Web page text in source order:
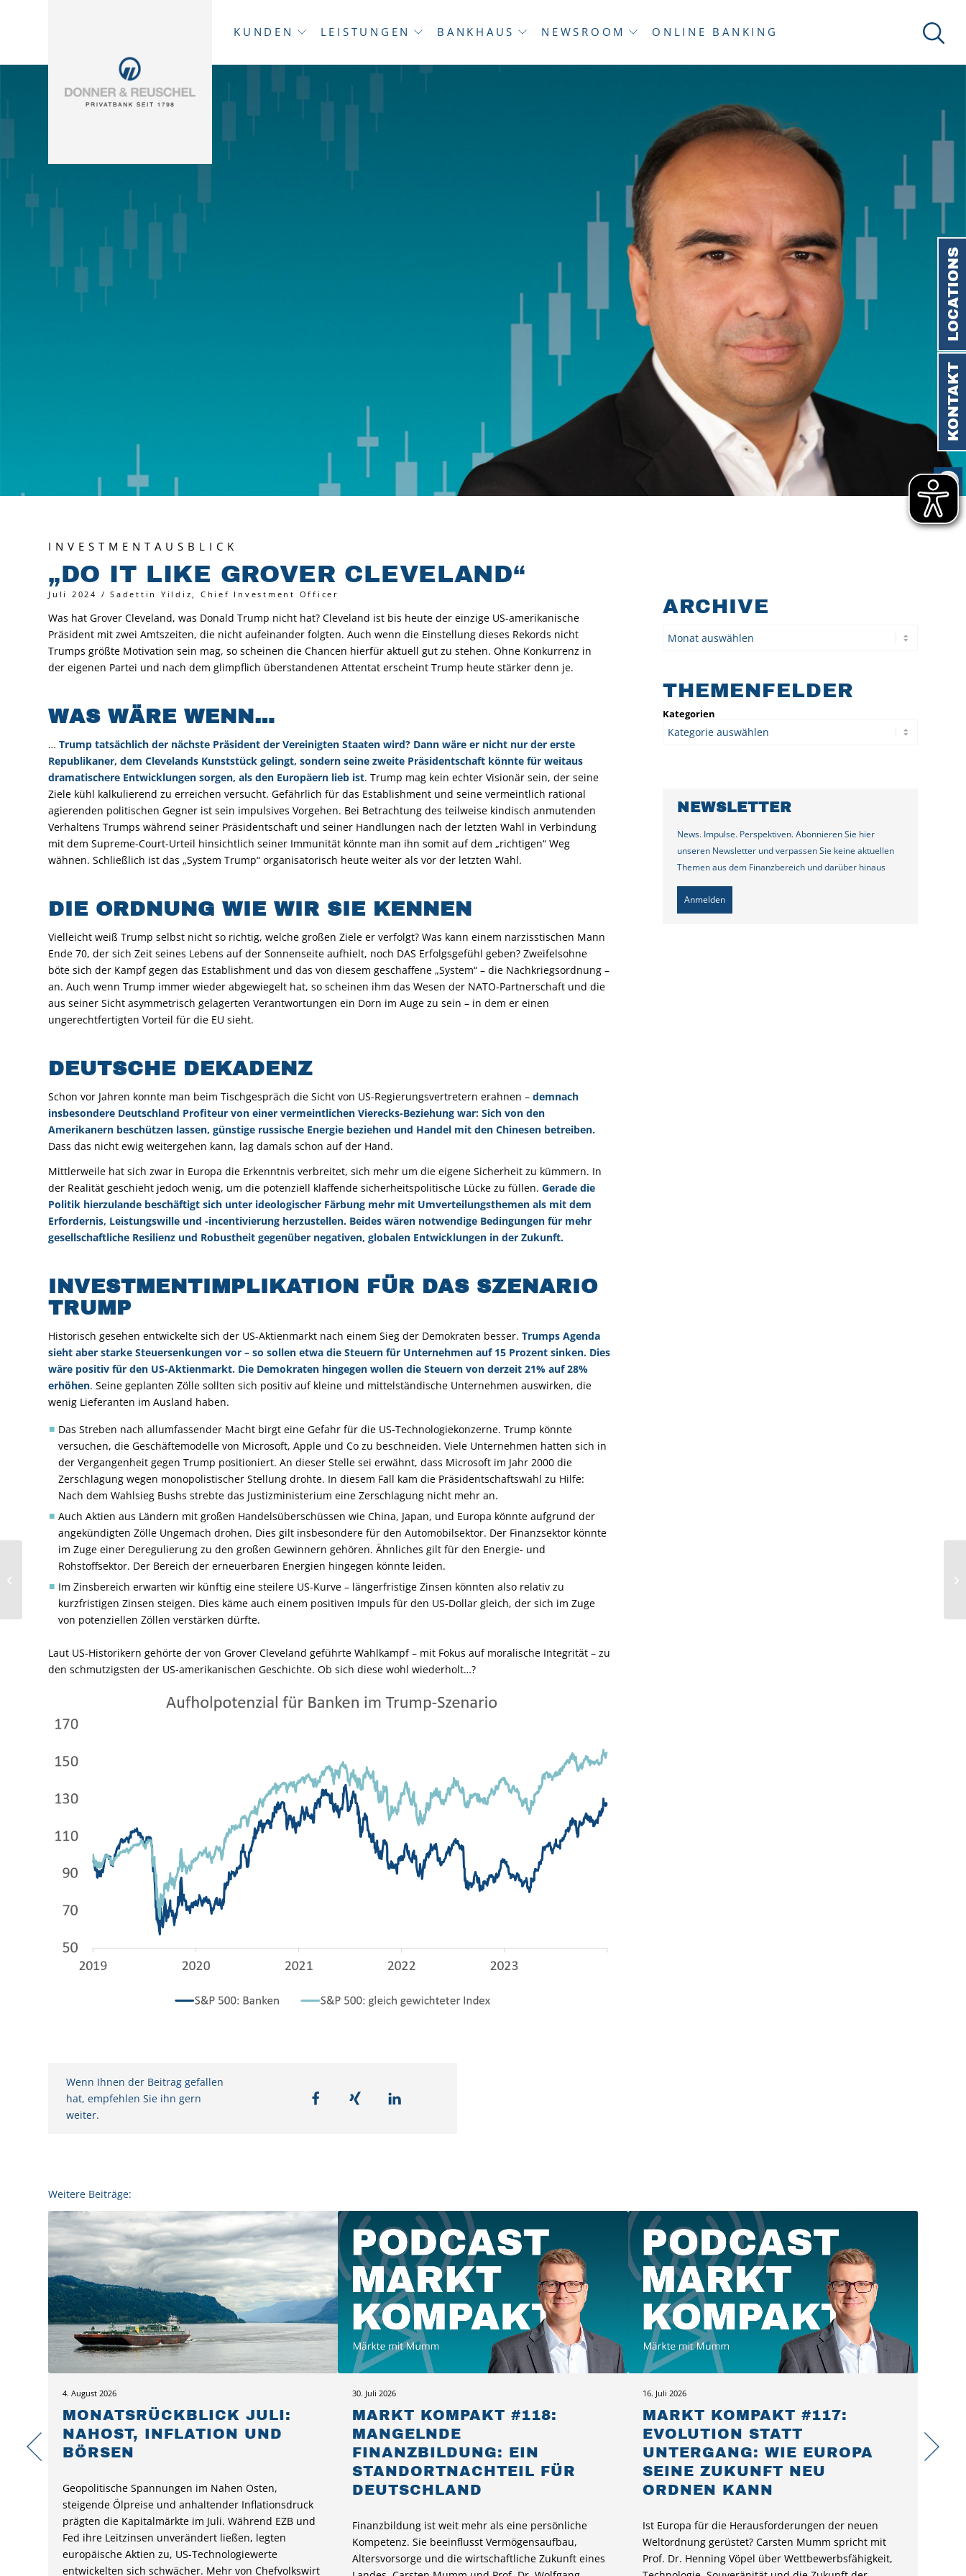
KUNDEN LEISTUNGEN BANKHAUS NEWSROOM ONLINE BANKING
LOCATIONS
KONTAKT
INVESTMENTAUSBLICK
„DO IT LIKE GROVER CLEVELAND“
Juli 2024 / Sadettin Yildiz, Chief Investment Officer
Was hat Grover Cleveland, was Donald Trump nicht hat? Cleveland ist bis heute der einzige US-amerikanische
Präsident mit zwei Amtszeiten, die nicht aufeinander folgten. Auch wenn die Einstellung dieses Rekords nicht
Trumps größte Motivation sein mag, so scheinen die Chancen hierfür aktuell gut zu stehen. Ohne Konkurrenz in
der eigenen Partei und nach dem glimpflich überstandenen Attentat erscheint Trump heute stärker denn je.
WAS WÄRE WENN…
… Trump tatsächlich der nächste Präsident der Vereinigten Staaten wird? Dann wäre er nicht nur der erste
Republikaner, dem Clevelands Kunststück gelingt, sondern seine zweite Präsidentschaft könnte für weitaus
dramatischere Entwicklungen sorgen, als den Europäern lieb ist. Trump mag kein echter Visionär sein, der seine
Ziele kühl kalkulierend zu erreichen versucht. Gefährlich für das Establishment und seine vermeintlich rational
agierenden politischen Gegner ist sein impulsives Vorgehen. Bei Betrachtung des teilweise kindisch anmutenden
Verhaltens Trumps während seiner Präsidentschaft und seiner Handlungen nach der letzten Wahl in Verbindung
mit dem Supreme-Court-Urteil hinsichtlich seiner Immunität könnte man ihn somit auf dem „richtigen“ Weg
wähnen. Schließlich ist das „System Trump“ organisatorisch heute weiter als vor der letzten Wahl.
DIE ORDNUNG WIE WIR SIE KENNEN
Vielleicht weiß Trump selbst nicht so richtig, welche großen Ziele er verfolgt? Was kann einem narzisstischen Mann
Ende 70, der sich Zeit seines Lebens auf der Sonnenseite aufhielt, noch DAS Erfolgsgefühl geben? Zweifelsohne
böte sich der Kampf gegen das Establishment und das von diesem geschaffene „System“ – die Nachkriegsordnung –
an. Auch wenn Trump immer wieder abgewiegelt hat, so scheinen ihm das Wesen der NATO-Partnerschaft und die
aus seiner Sicht asymmetrisch gelagerten Verantwortungen ein Dorn im Auge zu sein – in dem er einen
ungerechtfertigten Vorteil für die EU sieht.
DEUTSCHE DEKADENZ
Schon vor Jahren konnte man beim Tischgespräch die Sicht von US-Regierungsvertretern erahnen – demnach
insbesondere Deutschland Profiteur von einer vermeintlichen Vierecks-Beziehung war: Sich von den
Amerikanern beschützen lassen, günstige russische Energie beziehen und Handel mit den Chinesen betreiben.
Dass das nicht ewig weitergehen kann, lag damals schon auf der Hand.
Mittlerweile hat sich zwar in Europa die Erkenntnis verbreitet, sich mehr um die eigene Sicherheit zu kümmern. In
der Realität geschieht jedoch wenig, um die potenziell klaffende sicherheitspolitische Lücke zu füllen. Gerade die
Politik hierzulande beschäftigt sich unter ideologischer Färbung mehr mit Umverteilungsthemen als mit dem
Erfordernis, Leistungswille und -incentivierung herzustellen. Beides wären notwendige Bedingungen für mehr
gesellschaftliche Resilienz und Robustheit gegenüber negativen, globalen Entwicklungen in der Zukunft.
INVESTMENTIMPLIKATION FÜR DAS SZENARIO
TRUMP
Historisch gesehen entwickelte sich der US-Aktienmarkt nach einem Sieg der Demokraten besser. Trumps Agenda
sieht aber starke Steuersenkungen vor – so sollen etwa die Steuern für Unternehmen auf 15 Prozent sinken. Dies
wäre positiv für den US-Aktienmarkt. Die Demokraten hingegen wollen die Steuern von derzeit 21% auf 28%
erhöhen. Seine geplanten Zölle sollten sich positiv auf kleine und mittelständische Unternehmen auswirken, die
wenig Lieferanten im Ausland haben.
Das Streben nach allumfassender Macht birgt eine Gefahr für die US-Technologiekonzerne. Trump könnte
versuchen, die Geschäftemodelle von Microsoft, Apple und Co zu beschneiden. Viele Unternehmen hatten sich in
der Vergangenheit gegen Trump positioniert. An dieser Stelle sei erwähnt, dass Microsoft im Jahr 2000 die
Zerschlagung wegen monopolistischer Stellung drohte. In diesem Fall kam die Präsidentschaftswahl zu Hilfe:
Nach dem Wahlsieg Bushs strebte das Justizministerium eine Zerschlagung nicht mehr an.
Auch Aktien aus Ländern mit großen Handelsüberschüssen wie China, Japan, und Europa könnte aufgrund der
angekündigten Zölle Ungemach drohen. Dies gilt insbesondere für den Automobilsektor. Der Finanzsektor könnte
im Zuge einer Deregulierung zu den großen Gewinnern gehören. Ähnliches gilt für den Energie- und
Rohstoffsektor. Der Bereich der erneuerbaren Energien hingegen könnte leiden.
Im Zinsbereich erwarten wir künftig eine steilere US-Kurve – längerfristige Zinsen könnten also relativ zu
kurzfristigen Zinsen steigen. Dies käme auch einem positiven Impuls für den US-Dollar gleich, der sich im Zuge
von potenziellen Zöllen verstärken dürfte.
Laut US-Historikern gehörte der von Grover Cleveland geführte Wahlkampf – mit Fokus auf moralische Integrität – zu
den schmutzigsten der US-amerikanischen Geschichte. Ob sich diese wohl wiederholt…?
ARCHIVE
THEMENFELDER
Kategorien
NEWSLETTER
News. Impulse. Perspektiven. Abonnieren Sie hier
unseren Newsletter und verpassen Sie keine aktuellen
Themen aus dem Finanzbereich und darüber hinaus
Anmelden
Wenn Ihnen der Beitrag gefallen
hat, empfehlen Sie ihn gern
weiter.
Weitere Beiträge:
MONATSRÜCKBLICK JULI:
NAHOST, INFLATION UND
BÖRSEN
Geopolitische Spannungen im Nahen Osten,
steigende Ölpreise und anhaltender Inflationsdruck
prägten die Kapitalmärkte im Juli. Während EZB und
Fed ihre Leitzinsen unverändert ließen, legten
europäische Aktien zu, US-Technologiewerte
entwickelten sich schwächer. Mehr von Chefvolkswirt
4. August 2026
MARKT KOMPAKT #118:
MANGELNDE
FINANZBILDUNG: EIN
STANDORTNACHTEIL FÜR
DEUTSCHLAND
Finanzbildung ist weit mehr als eine persönliche
Kompetenz. Sie beeinflusst Vermögensaufbau,
Altersvorsorge und die wirtschaftliche Zukunft eines
30. Juli 2026
MARKT KOMPAKT #117:
EVOLUTION STATT
UNTERGANG: WIE EUROPA
SEINE ZUKUNFT NEU
ORDNEN KANN
Ist Europa für die Herausforderungen der neuen
Weltordnung gerüstet? Carsten Mumm spricht mit
Prof. Dr. Henning Vöpel über Wettbewerbsfähigkeit,
16. Juli 2026
bleiben verhalten